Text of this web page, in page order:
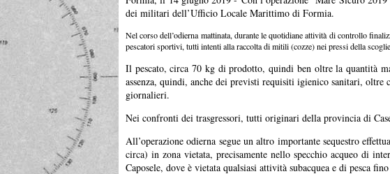
dei militari dell’Ufficio Locale Marittimo di Formia.
Nel corso dell’odierna mattinata, durante le quotidiane attività di controllo
pescatori sportivi, tutti intenti alla raccolta di mitili (cozze) nei pressi della
Il pescato, circa 70 kg di prodotto, quindi ben oltre la quantità
assenza, quindi, anche dei previsti requisiti igienico sanitari,
giornalieri.
Nei confronti dei trasgressori, tutti originari della provincia di
All’operazione odierna segue un altro importante sequestro
circa) in zona vietata, precisamente nello specchio acqueo di
Caposele, dove è vietata qualsiasi attività subacquea e di pesca